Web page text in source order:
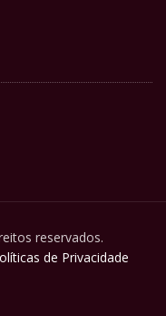
reservados.
de Privacidade